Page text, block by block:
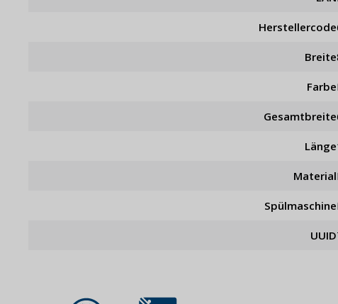
Herstellercode
Breite
Farbe
Gesamtbreite
Länge
Material
Spülmaschine
UUID